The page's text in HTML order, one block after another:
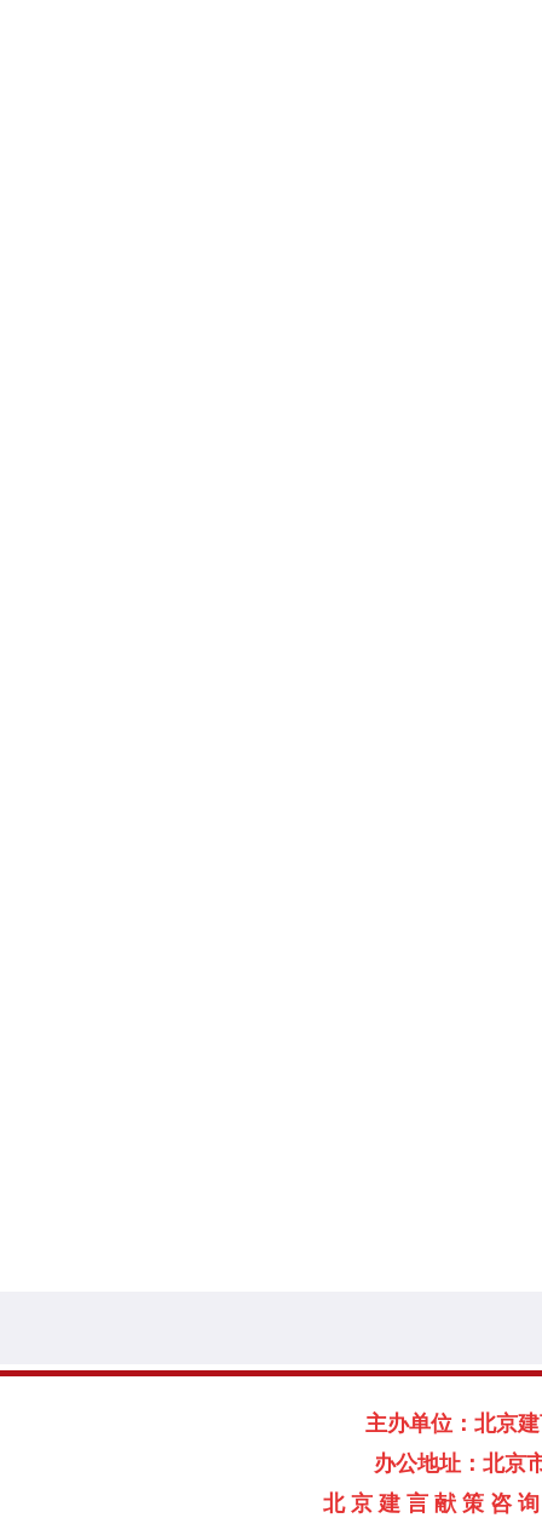
主办单位：北京
办公地址：北京
北 京 建 言 献 策 咨